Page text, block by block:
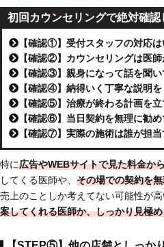
初回カウンセリングで絶対確認
【確認①】受付スタッフの対応
【確認②】カウンセリングは医
【確認③】親身になって話を聞
【確認④】納得いく丁寧な説明
【確認⑤】治療が終わる計画を
【確認⑥】当日契約を無理に勧
【確認⑦】実際の施術は誰が担
特に広告やWEBサイトで見た料金か
してくる医師や、 その場での契約を
売上のことしか考えてない可能性が高
案してくれる医師か、しっかり見極